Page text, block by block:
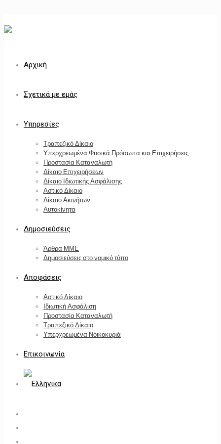
Αρχική
Σχετικά με εμάς
Υπηρεσίες
Τραπεζικό Δίκαιο
Υπερχρεωμένα Φυσικά Πρόσωπα και Επιχειρήσεις
Προστασία Καταναλωτή
Δίκαιο Επιχειρήσεων
Δίκαιο Ιδιωτικής Ασφάλισης
Αστικό Δίκαιο
Δίκαιο Ακινήτων
Αυτοκίνητα
Δημοσιεύσεις
Άρθρα ΜΜΕ
Δημοσιεύσεις στο νομικό τύπο
Αποφάσεις
Αστικό Δίκαιο
Ιδιωτική Ασφάλιση
Προστασία Καταναλωτή
Τραπεζικό Δίκαιο
Υπερχρεωμένα Νοικοκυριά
Επικοινωνία